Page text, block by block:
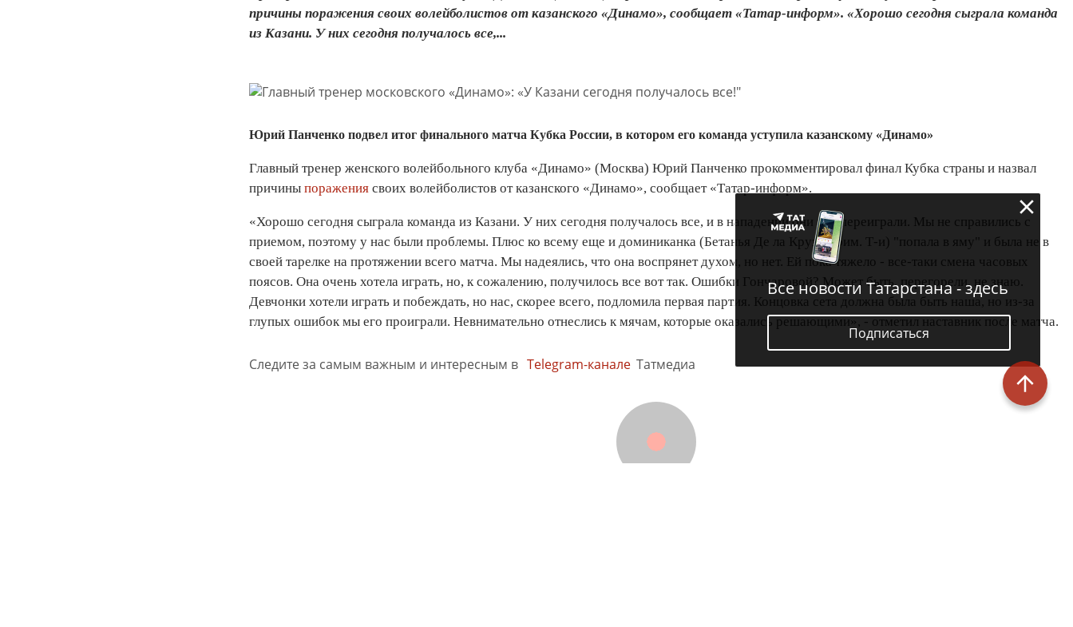
причины поражения своих волейболистов от казанского «Динамо», сообщает «Татар-информ». «Хорошо сегодня сыграла команда
из Казани. У них сегодня получалось все,...
Юрий Панченко подвел итог финального матча Кубка России, в котором его команда уступила казанскому «Динамо»
Главный тренер женского волейбольного клуба «Динамо» (Москва) Юрий Панченко прокомментировал финал Кубка страны и назвал
причины поражения своих волейболистов от казанского «Динамо», сообщает «Татар-информ».
«Хорошо сегодня сыграла команда из Казани. У них сегодня получалось все, и в нападении они нас переиграли. Мы не справились с
приемом, поэтому у нас были проблемы. Плюс ко всему еще и доминиканка (Бетанья Де ла Круз - прим. Т-и) "попала в яму" и была не в
своей тарелке на протяжении всего матча. Мы надеялись, что она воспрянет духом, но нет. Ей пока тяжело - все-таки смена часовых
поясов. Она очень хотела играть, но, к сожалению, получилось все вот так. Ошибки Гончаровой? Может быть, перегорели, не знаю.
Девчонки хотели играть и побеждать, но нас, скорее всего, подломила первая партия. Концовка сета должна была быть наша, но из-за
глупых ошибок мы его проиграли. Невнимательно отнеслись к мячам, которые оказались решающими», - отметил наставник после матча.
Следите за самым важным и интересным в Telegram-канале Татмедиа
Все новости Татарстана - здесь
Подписаться